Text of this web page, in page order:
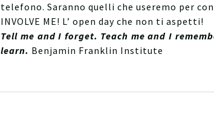
telefono. Saranno quelli che useremo per
INVOLVE ME! L’ open day che non ti aspetti!
Tell me and I forget. Teach me and I
learn. Benjamin Franklin Institute